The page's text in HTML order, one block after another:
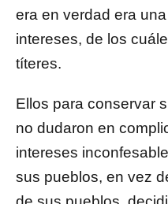
era en verdad era
intereses, de los
títeres.
Ellos para conservar
no dudaron en
intereses
sus pueblos, en vez